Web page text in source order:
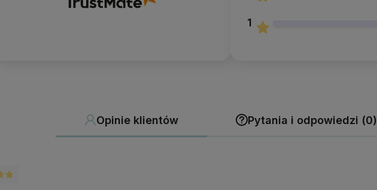
1
Opinie klientów Pytania i odpowiedzi (0)